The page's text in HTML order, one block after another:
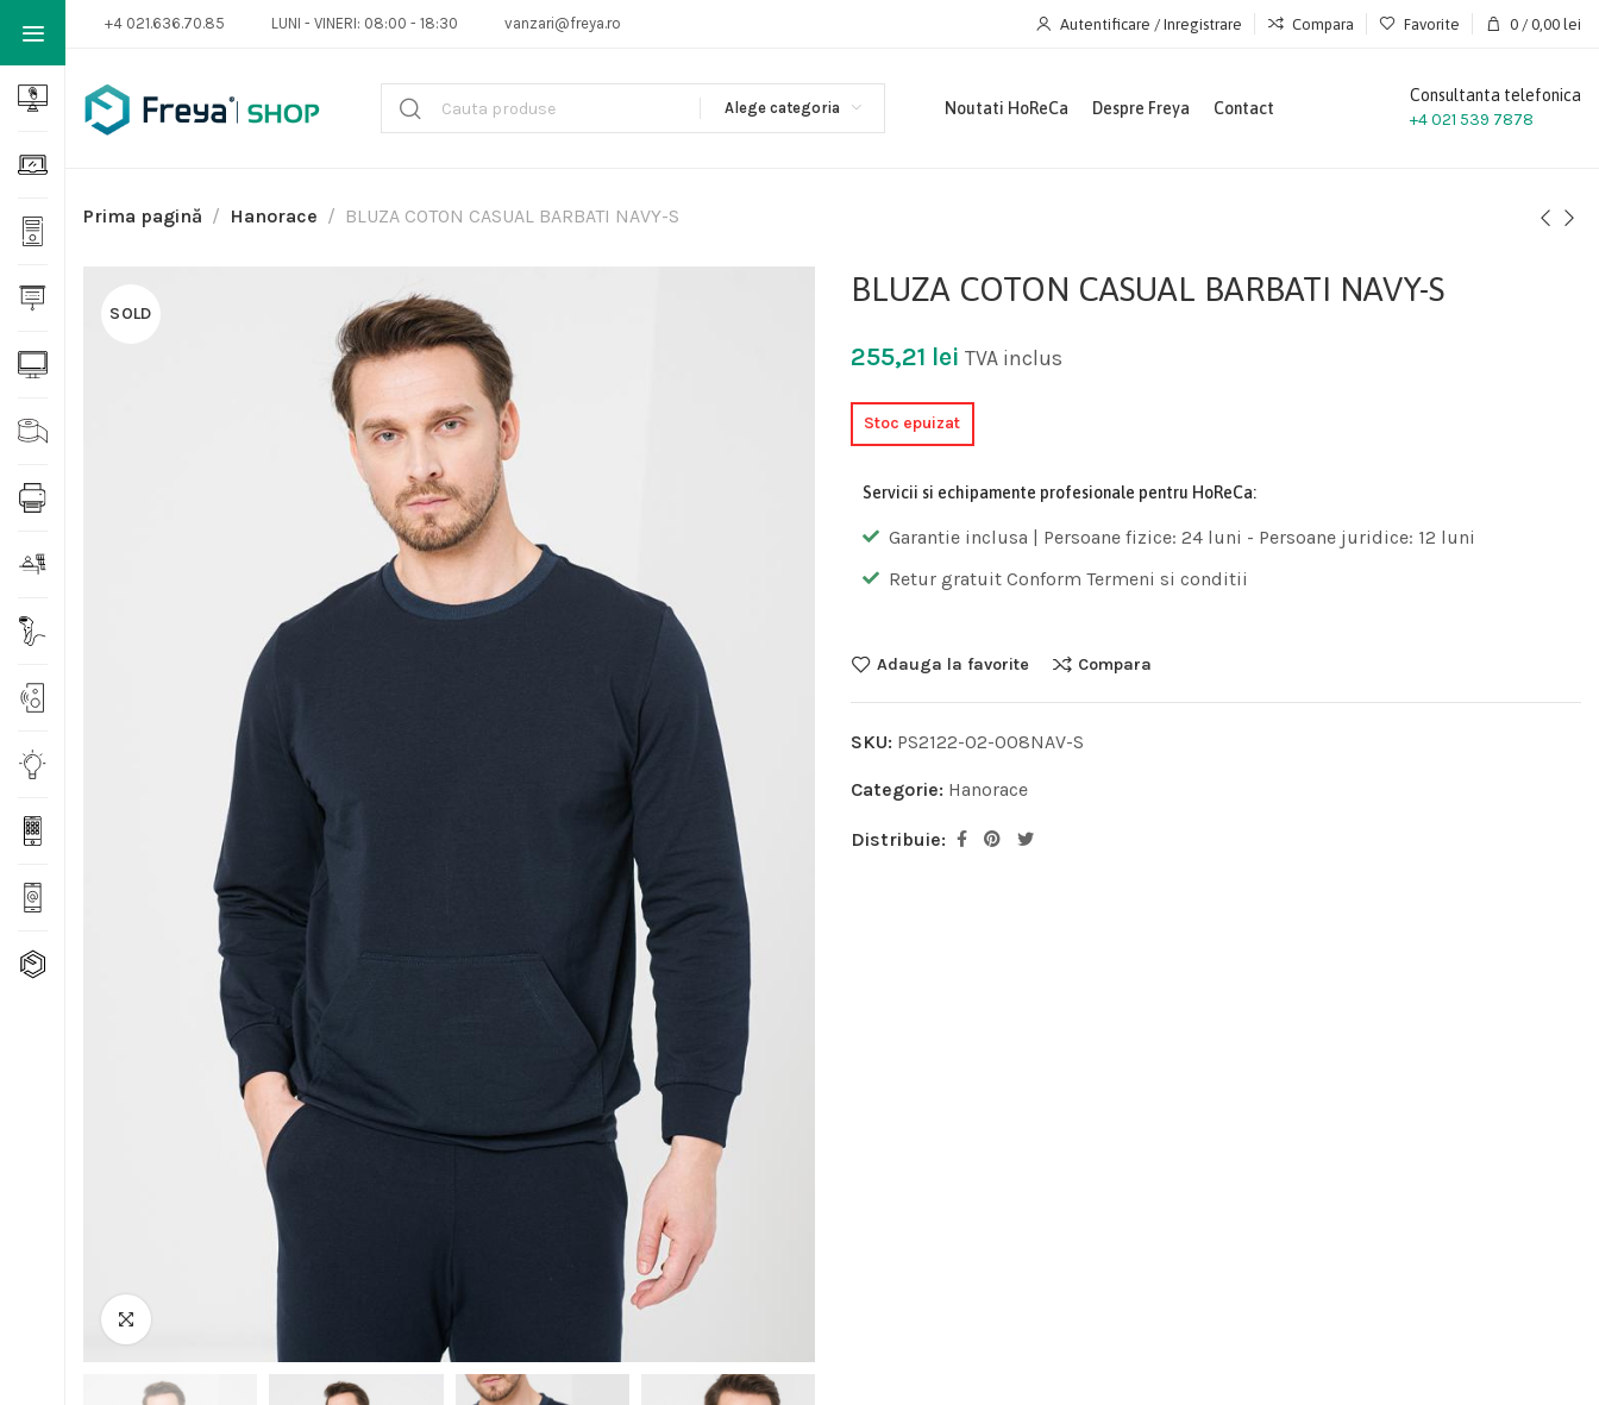
+4 021.636.70.85 LUNI - VINERI: 08:00 - 18:30 vanzari@freya.ro Autentificare / Inregistrare Compara Favorite 0 / 0,00 lei
Alege categoria Noutati HoReCa Despre Freya Contact
Consultanta telefonica
+4 021 539 7878
Prima pagină Hanorace BLUZA COTON CASUAL BARBATI NAVY-S
SOLD
BLUZA COTON CASUAL BARBATI NAVY-S
255,21 lei TVA inclus
Stoc epuizat
Servicii si echipamente profesionale pentru HoReCa:
Garantie inclusa | Persoane fizice: 24 luni - Persoane juridice: 12 luni
Retur gratuit Conform Termeni si conditii
Adauga la favorite Compara
SKU: PS2122-02-008NAV-S
Categorie: Hanorace
Distribuie: